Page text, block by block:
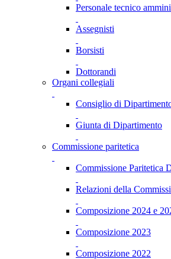
Personale tecnico
Assegnisti
Borsisti
Dottorandi
Organi collegiali
Consiglio di
Giunta di Dipartimento
Commissione paritetica
Commissione Paritetica
Relazioni della
Composizione 2024 e
Composizione 2023
Composizione 2022